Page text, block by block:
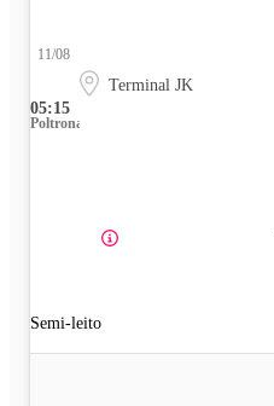
05:15
11/08
Terminal JK
Poltrona
Semi-leito